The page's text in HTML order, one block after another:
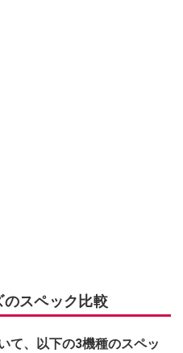
スペック比較
て、以下の3機種のスペッ